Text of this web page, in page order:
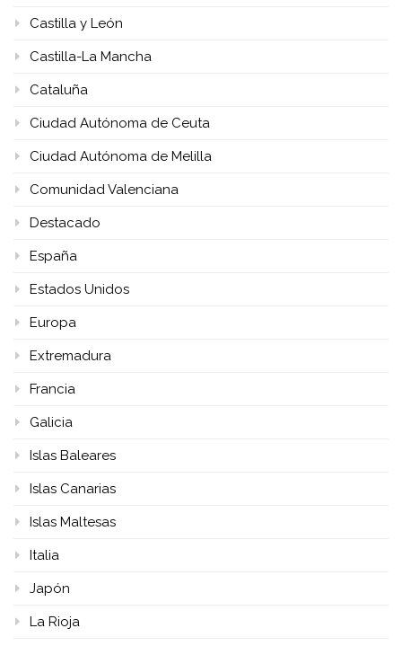
Castilla y León
Castilla-La Mancha
Cataluña
Ciudad Autónoma de Ceuta
Ciudad Autónoma de Melilla
Comunidad Valenciana
Destacado
España
Estados Unidos
Europa
Extremadura
Francia
Galicia
Islas Baleares
Islas Canarias
Islas Maltesas
Italia
Japón
La Rioja